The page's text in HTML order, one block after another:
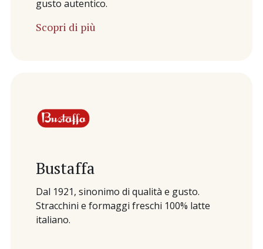
gusto autentico.
Scopri di più
Bustaffa
Dal 1921, sinonimo di qualità e gusto.
Stracchini e formaggi freschi 100% latte
italiano.